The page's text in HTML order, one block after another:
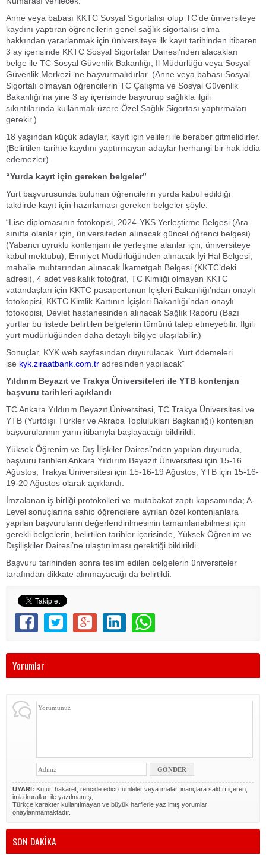
Anne veya babası KKTC Sosyal Sigortalısı olup TC’de üniversiteye
kaydını yaptıran öğrencilerin genel sağlık sigortalısı olma
hakkından yararlanmak için üniversiteye ilk kayıt tarihinden itibaren
3 ay içerisinde KKTC Sosyal Sigortalar Dairesi’nden alacakları
belge ile TC Sosyal Güvenlik Bakanlığı, İl Müdürlüğü veya Sosyal
Güvenlik Merkezi ‘ne başvurmalıdırlar. (Anne veya babası Sosyal
Sigortalı olmayan öğrencilerin TC Çalışma ve Sosyal Güvenlik
Bakanlığı’na yine 3 ay içerisinde başvurup sağlıkla ilgili
sıkıntılarında kullanmak üzere Özel Sağlık Sigortası yaptırmaları
gerekir.)
18 yaşından küçük adaylar, kayıt için velileri ile beraber gitmelidirler.
(Belirtilen tarihte kaydını yaptırmayan adaylar herhangi bir hak iddia
edemezler)
“Yurda kayıt için gereken belgeler”
Yurt başvurusunda bulunan öğrencilerin yurda kabul edildiği
takdirde kayıt için hazırlaması gereken belgeler şöyle:
“Lise diplomasının fotokopisi, 2024-YKS Yerleştirme Belgesi (Ara
sınıfta olanlar için, üniversiteden alınacak güncel öğrenci belgesi)
(Yabancı uyruklu kontenjanı ile yerleşme alanlar için, üniversiteye
kabul mektubu), Emniyet Müdürlüğünden alınacak İyi Hal Belgesi,
mahalle muhtarından alınacak İkametgah Belgesi (KKTC’deki
adresi), 4 adet vesikalık fotoğraf, TC Kimliği olmayan KKTC
vatandaşları için KKTC pasaportunun İçişleri Bakanlığı’ndan onaylı
fotokopisi, KKTC Kimlik Kartının İçişleri Bakanlığı’ndan onaylı
fotokopisi, Devlet hastanesinden alınacak Sağlık Raporu (Bazı
yurtlar bu listede belirtilen belgelerin tümünü talep etmeyebilir. İlgili
yurt müdürlüğünden daha detaylı bilgiye ulaşılabilir.)
Sonuçlar, KYK web sayfasından duyurulacak. Yurt ödemeleri
ise kyk.ziraatbank.com.tr adresinden yapılacak”
Yıldırım Beyazıt ve Trakya Üniversiteleri ile YTB kontenjan
başvuru tarihleri açıklandı
TC Ankara Yıldırım Beyazıt Üniversitesi, TC Trakya Üniversitesi ve
YTB (Yurtdışı Türkler ve Akraba Toplulukları Başkanlığı) kontenjan
başvurularının yarın itibarıyla başlayacağı bildirildi.
Yüksek Öğrenim ve Dış İlişkiler Dairesi’nden yapılan duyuruda,
başvuru tarihleri Ankara Yıldırım Beyazıt Üniversitesi için 15-16
Ağustos, Trakya Üniversitesi için 15-16-19 Ağustos, YTB için 15-16-
19-20 Ağustos olarak açıklandı.
İmzalanan iş birliği protokolleri ve mutabakat zaptı kapsamında; A-
Level sonuçlarına sahip öğrencilere ayrılan özel kontenjanlara
yapılan başvuruların değerlendirilmesinin tamamlanabilmesi için
gerekli belgelerin, belirtilen tarihler içerisinde, Yüksek Öğrenim ve
Dışilişkiler Dairesi’ne ulaştırılması gerektiği bildirildi.
Başvuru tarihinden sonra teslim edilen belgelerin üniversiteler
tarafından dikkate alınmayacağı da belirtildi.
Yorumlar
UYARI: Küfür, hakaret, rencide edici cümleler veya imalar, inançlara saldırı içeren,
imla kuralları ile yazılmamış,
Türkçe karakter kullanılmayan ve büyük harflerle yazılmış yorumlar
onaylanmamaktadır.
SON DAKİKA